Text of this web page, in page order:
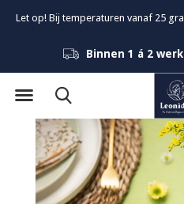
Binnen 1 á 2